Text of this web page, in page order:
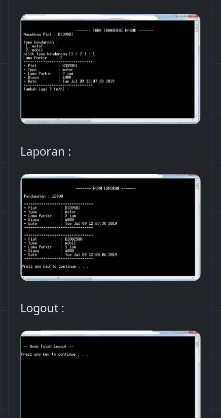
Laporan :
Logout :